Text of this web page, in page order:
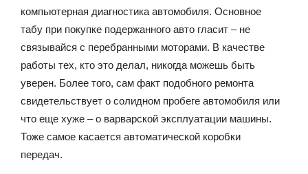
компьютерная диагностика автомобиля. Основное
табу при покупке подержанного авто гласит – не
связывайся с перебранными моторами. В качестве
работы тех, кто это делал, никогда можешь быть
уверен. Более того, сам факт подобного ремонта
свидетельствует о солидном пробеге автомобиля или
что еще хуже – о варварской эксплуатации машины.
Тоже самое касается автоматической коробки
передач.